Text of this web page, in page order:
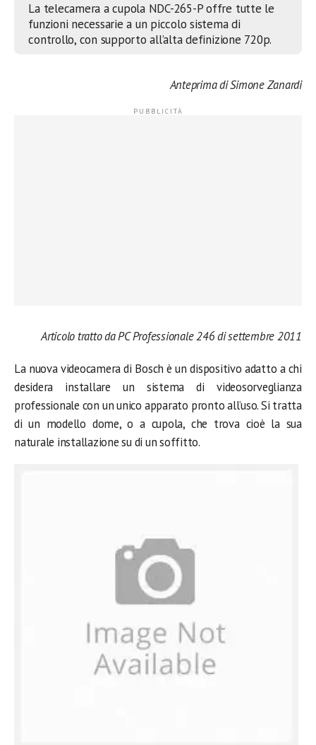
La telecamera a cupola NDC-265-P offre tutte le
funzioni necessarie a un piccolo sistema di
controllo, con supporto all’alta definizione 720p.
Anteprima di Simone Zanardi
Articolo tratto da PC Professionale 246 di settembre 2011
La nuova videocamera di Bosch è un dispositivo adatto a chi
desidera installare un sistema di videosorveglianza
professionale con un unico apparato pronto all’uso. Si tratta
di un modello dome, o a cupola, che trova cioè la sua
naturale installazione su di un soffitto.